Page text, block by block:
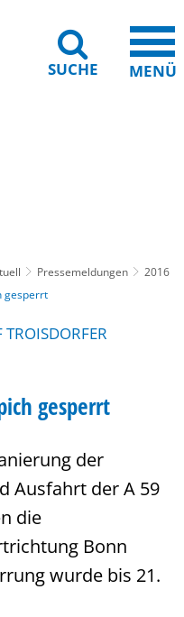
SUCHE MENÜ
Pressemeldungen
2016
gesperrt
gesperrt
der
Ausfahrt der A 59
die
Bonn
wurde bis 21.